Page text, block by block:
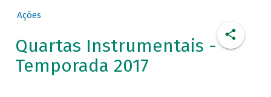
Ações
Quartas Instrumentais -
Temporada 2017